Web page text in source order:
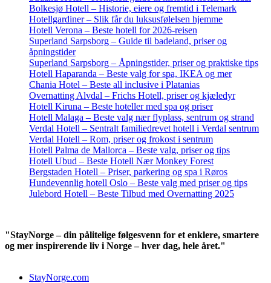
Bolkesjø Hotell – Historie, eiere og fremtid i Telemark
Hotellgardiner – Slik får du luksusfølelsen hjemme
Hotell Verona – Beste hotell for 2026-reisen
Superland Sarpsborg – Guide til badeland, priser og
åpningstider
Superland Sarpsborg – Åpningstider, priser og praktiske tips
Hotell Haparanda – Beste valg for spa, IKEA og mer
Chania Hotel – Beste all inclusive i Platanias
Overnatting Alvdal – Frichs Hotell, priser og kjæledyr
Hotell Kiruna – Beste hoteller med spa og priser
Hotell Malaga – Beste valg nær flyplass, sentrum og strand
Verdal Hotell – Sentralt familiedrevet hotell i Verdal sentrum
Verdal Hotell – Rom, priser og frokost i sentrum
Hotell Palma de Mallorca – Beste valg, priser og tips
Hotell Ubud – Beste Hotell Nær Monkey Forest
Bergstaden Hotell – Priser, parkering og spa i Røros
Hundevennlig hotell Oslo – Beste valg med priser og tips
Julebord Hotell – Beste Tilbud med Overnatting 2025
"StayNorge – din pålitelige følgesvenn for et enklere, smartere
og mer inspirerende liv i Norge – hver dag, hele året."
StayNorge.com